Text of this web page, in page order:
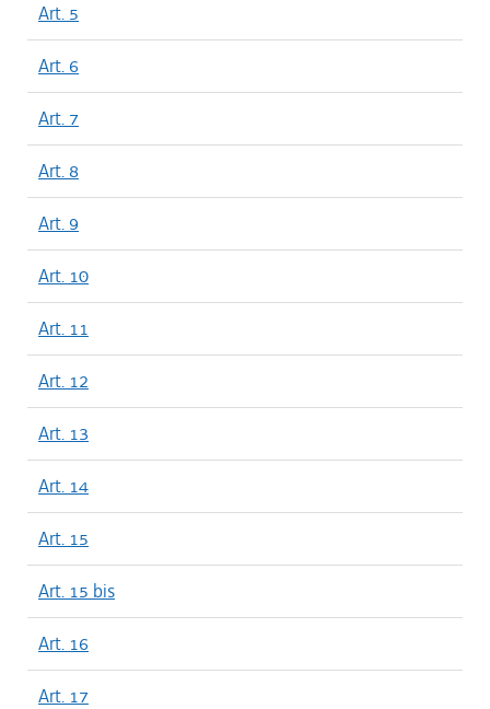
Art. 5
Art. 6
Art. 7
Art. 8
Art. 9
Art. 10
Art. 11
Art. 12
Art. 13
Art. 14
Art. 15
Art. 15 bis
Art. 16
Art. 17